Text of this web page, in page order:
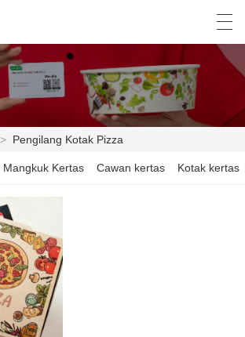
Deutsch
> Pengilang Kotak Pizza
Mangkuk Kertas Cawan kertas Kotak kertas